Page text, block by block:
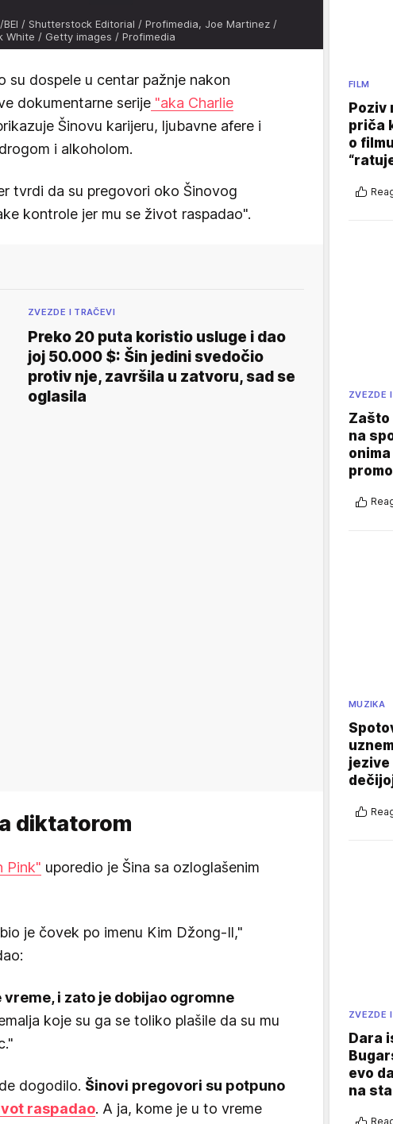
/ Shutterstock Editorial / Profimedia, Joe Martinez /
White / Getty images / Profimedia
su dospele u centar pažnje nakon
dokumentarne serije "aka Charlie
Šinovu karijeru, ljubavne afere i
i alkoholom.
tvrdi da su pregovori oko Šinovog
kontrole jer mu se život raspadao".
ZVEZDE I TRAČEVI
Preko 20 puta koristio usluge i dao
joj 50.000 $: Šin jedini svedočio
protiv nje, završila u zatvoru, sad se
oglasila
diktatorom
Pink" uporedio je Šina sa ozloglašenim
je čovek po imenu Kim Džong-Il,"
vreme, i zato je dobijao ogromne
koje su ga se toliko plašile da su mu
dogodilo. Šinovi pregovori su potpuno
raspadao. A ja, kome je u to vreme
FILM
Poziv
priča
o
ZVEZDE
Zašto
na
MUZIKA
jezive
ZVEZDE
Dara
evo
na